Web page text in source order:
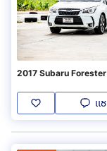
2017 Subaru
แ